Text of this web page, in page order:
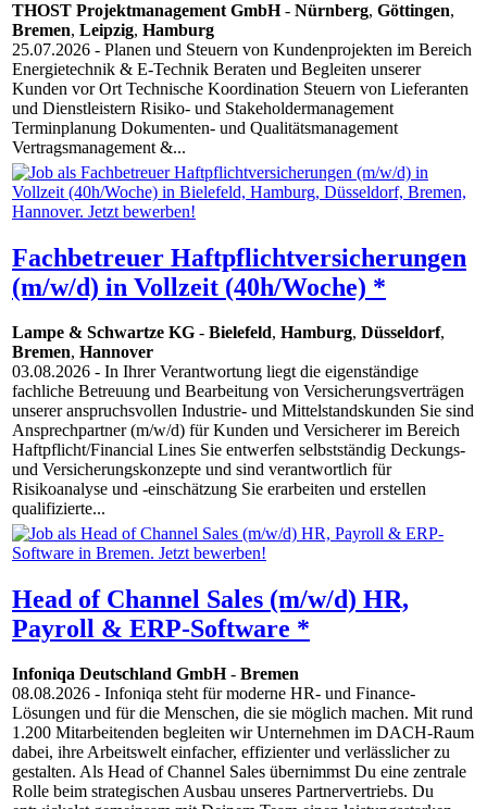
THOST Projektmanagement GmbH- Nürnberg, Göttingen,
Bremen, Leipzig, Hamburg
25.07.2026 - Planen und Steuern von Kundenprojekten im Bereich
Energietechnik & E-Technik Beraten und Begleiten unserer
Kunden vor Ort Technische Koordination Steuern von Lieferanten
und Dienstleistern Risiko- und Stakeholdermanagement
Terminplanung Dokumenten- und Qualitätsmanagement
Vertragsmanagement &...
Fachbetreuer Haftpflichtversicherungen
(m/w/d) in Vollzeit (40h/Woche) *
Lampe & Schwartze KG - Bielefeld, Hamburg, Düsseldorf,
Bremen, Hannover
03.08.2026 - In Ihrer Verantwortung liegt die eigenständige
fachliche Betreuung und Bearbeitung von Versicherungsverträgen
unserer anspruchsvollen Industrie- und Mittelstandskunden Sie sind
Ansprechpartner (m/w/d) für Kunden und Versicherer im Bereich
Haftpflicht/Financial Lines Sie entwerfen selbstständig Deckungs-
und Versicherungskonzepte und sind verantwortlich für
Risikoanalyse und -einschätzung Sie erarbeiten und erstellen
qualifizierte...
Head of Channel Sales (m/w/d) HR,
Payroll & ERP-Software *
Infoniqa Deutschland GmbH- Bremen
08.08.2026 - Infoniqa steht für moderne HR- und Finance-
Lösungen und für die Menschen, die sie möglich machen. Mit rund
1.200 Mitarbeitenden begleiten wir Unternehmen im DACH-Raum
dabei, ihre Arbeitswelt einfacher, effizienter und verlässlicher zu
gestalten. Als Head of Channel Sales übernimmst Du eine zentrale
Rolle beim strategischen Ausbau unseres Partnervertriebs. Du